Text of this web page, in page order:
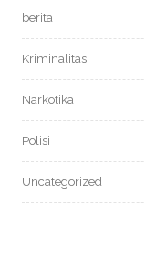
berita
Kriminalitas
Narkotika
Polisi
Uncategorized